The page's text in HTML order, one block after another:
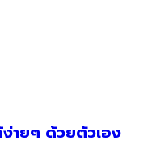
ายๆ ด้วยตัวเอง